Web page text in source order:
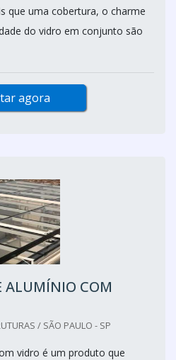
que uma cobertura, o charme
do vidro em conjunto são
agora
ALUMÍNIO COM
/ SÃO PAULO - SP
vidro é um produto que